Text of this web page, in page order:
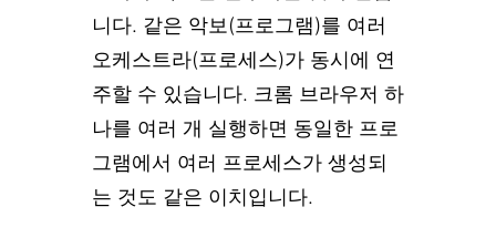
니다. 같은 악보(프로그램)를 여러
오케스트라(프로세스)가 동시에 연
주할 수 있습니다. 크롬 브라우저 하
나를 여러 개 실행하면 동일한 프로
그램에서 여러 프로세스가 생성되
는 것도 같은 이치입니다.